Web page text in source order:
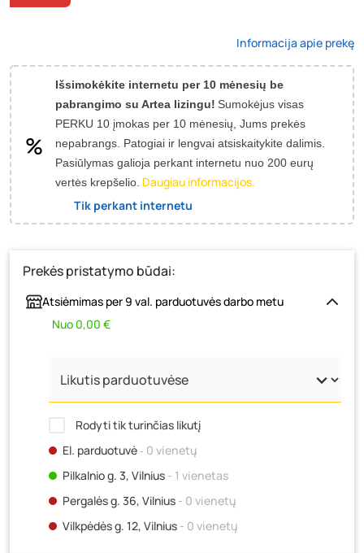
Informacija apie prekę
Išsimokėkite internetu per 10 mėnesių be
pabrangimo su Artea lizingu! Sumokėjus visas
PERKU 10 įmokas per 10 mėnesių, Jums prekės
nepabrangs. Patogiai ir lengvai atsiskaitykite dalimis.
Pasiūlymas galioja perkant internetu nuo 200 eurų
vertės krepšelio. Daugiau informacijos.
Tik perkant internetu
Prekės pristatymo būdai:
Atsiėmimas per 9 val. parduotuvės darbo metu
Nuo 0,00 €
Rodyti tik turinčias likutį
El. parduotuvė‐ 0 vienetų
Pilkalnio g. 3, Vilnius - 1 vienetas
Pergalės g. 36, Vilnius - 0 vienetų
Vilkpėdės g. 12, Vilnius - 0 vienetų